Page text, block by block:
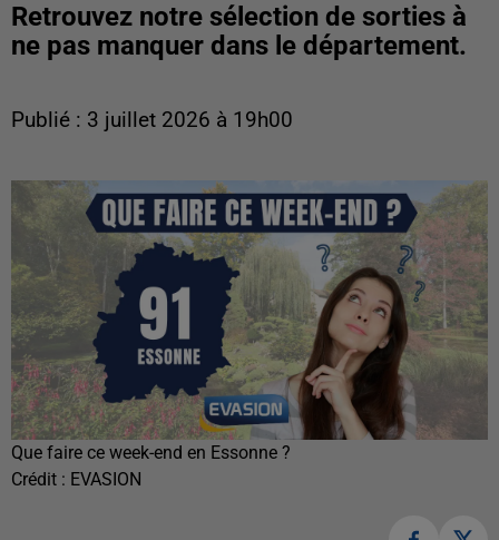
Retrouvez notre sélection de sorties à
ne pas manquer dans le département.
Publié : 3 juillet 2026 à 19h00
Que faire ce week-end en Essonne ?
Crédit : EVASION